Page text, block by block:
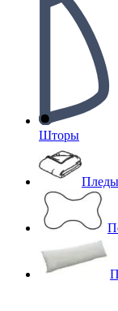
Шторы
Пледы